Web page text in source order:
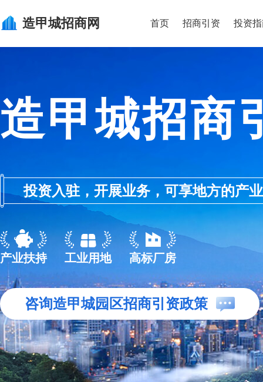
造甲城招商网 首页 招商引资 投资
造甲城招商
投资入驻，开展业务，可享地方的产
产业扶持 工业用地 高标厂房
咨询造甲城园区招商引资政策